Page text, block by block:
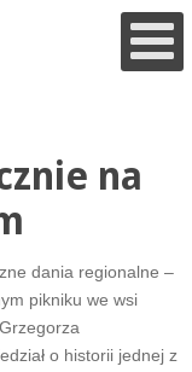
na
dania regionalne –
pikniku we wsi
o historii jednej z